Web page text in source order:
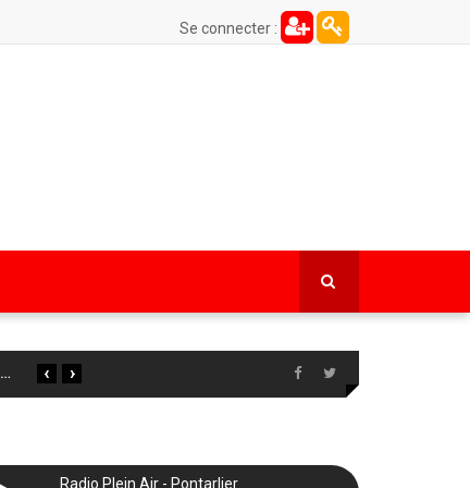
Se connecter :
… ›
‹
Radio Plein Air - Pontarlier